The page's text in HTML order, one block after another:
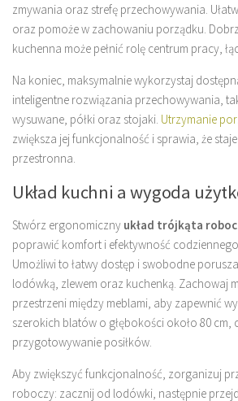
zmywania oraz strefę przechowywania.
oraz pomoże w zachowaniu porządku.
kuchenna może pełnić rolę centrum pracy,
Na koniec, maksymalnie wykorzystaj
inteligentne rozwiązania przechowywania,
wysuwane, półki oraz stojaki. Utrzymanie
zwiększa jej funkcjonalność i sprawia, że
przestronna.
Układ kuchni a wygoda
Stwórz ergonomiczny układ trójkąta
poprawić komfort i efektywność
Umożliwi to łatwy dostęp i swobodne
lodówką, zlewem oraz kuchenką. Zachowaj
przestrzeni między meblami, aby zapewnić
szerokich blatów o głębokości około 80 cm,
przygotowywanie posiłków.
Aby zwiększyć funkcjonalność, zorganizuj
roboczy: zacznij od lodówki, następnie